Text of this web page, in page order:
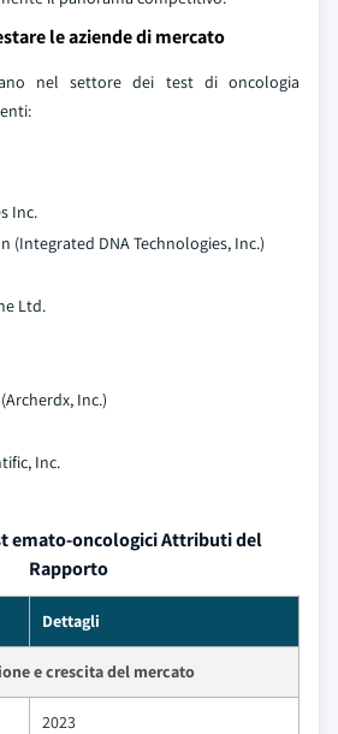
le aziende di mercato
nel settore dei test di oncologia
Inc.
(Integrated DNA Technologies, Inc.)
Ltd.
Inc.)
Inc.
emato-oncologici Attributi del
Rapporto
Dettagli
e crescita del mercato
2023